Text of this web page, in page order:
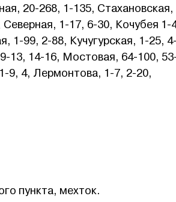
20-268, 1-135,
1-17, 6-30, Кочубея 1-
1-99, 2-88, Кучугурская, 1-25,
13, 14-16, Мостовая, 64-100,
9, 4, Лермонтова, 1-7, 2-20,
пункта, мехток.